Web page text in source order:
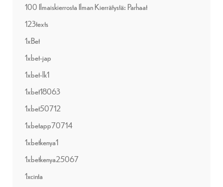
100 Ilmaiskierrosta Ilman Kierrätystä: Parhaat
123texts
1xBet
1xbet-jap
1xbet-lk1
1xbet18063
1xbet50712
1xbetapp70714
1xbetkenya1
1xbetkenya25067
1xcinta